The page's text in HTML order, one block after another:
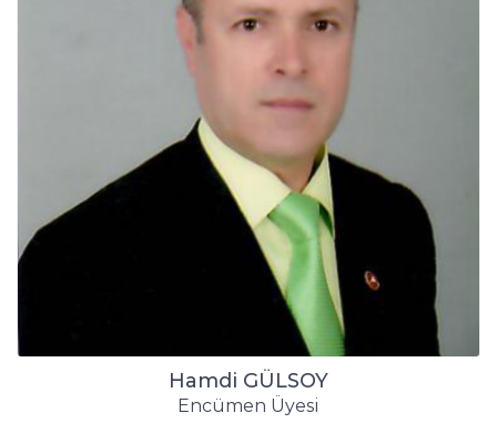
Hamdi GÜLSOY
Encümen Üyesi